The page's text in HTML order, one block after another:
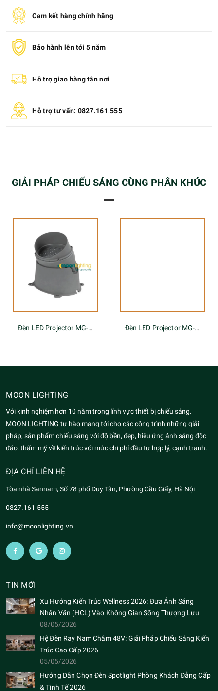
Cam kết hàng chính hãng
Bảo hành lên tới 5 năm
Hỗ trợ giao hàng tận nơi
Hỗ trợ tư vấn: 0827.161.555
GIẢI PHÁP CHIẾU SÁNG CÙNG PHÂN KHÚC
Đèn LED Projector MG-619A Đèn LED Projector MG-605A-220-48W
MOON LIGHTING
Với kinh nghiệm hơn 10 năm trong lĩnh vực thiết bị chiếu sáng.
MOON LIGHTING tự hào mang tới cho các công trình những giải
pháp, sản phẩm chiếu sáng với độ bền, đẹp, hiệu ứng ánh sáng độc
đáo, thẩm mỹ về kiến trúc với mức chi phí đầu tư hợp lý, cạnh tranh.
ĐỊA CHỈ LIÊN HỆ
Tòa nhà Sannam, Số 78 phố Duy Tân, Phường Cầu Giấy, Hà Nội
0827.161.555
info@moonlighting.vn
TIN MỚI
Xu Hướng Kiến Trúc Wellness 2026: Đưa Ánh Sáng
Nhân Văn (HCL) Vào Không Gian Sống Thượng Lưu
08/05/2026
Hệ Đèn Ray Nam Châm 48V: Giải Pháp Chiếu Sáng Kiến
Trúc Cao Cấp 2026
05/05/2026
Hướng Dẫn Chọn Đèn Spotlight Phòng Khách Đẳng Cấp
& Tinh Tế 2026